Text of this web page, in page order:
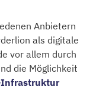
Anbietern
als digitale
vor allem durch
die Möglichkeit